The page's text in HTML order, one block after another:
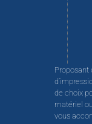
Proposant
de choix
matériel
vous